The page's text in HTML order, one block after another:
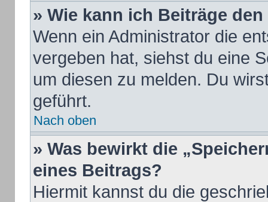
» Wie kann ich Beiträge
Wenn ein Administrator die
vergeben hat, siehst du eine
um diesen zu melden. Du
geführt.
Nach oben
» Was bewirkt die
eines Beitrags?
Hiermit kannst du die